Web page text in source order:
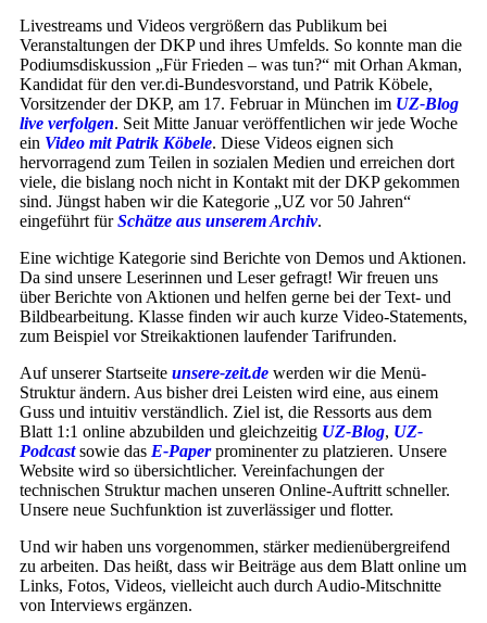
Livestreams und Videos vergrößern das Publikum bei
Veranstaltungen der DKP und ihres Umfelds. So konnte man die
Podiumsdiskussion „Für Frieden – was tun?“ mit Orhan Akman,
Kandidat für den ver.di-Bundesvorstand, und Patrik Köbele,
Vorsitzender der DKP, am 17. Februar in München im UZ-Blog
live verfolgen. Seit Mitte Januar veröffentlichen wir jede Woche
ein Video mit Patrik Köbele. Diese Videos eignen sich
hervorragend zum Teilen in sozialen Medien und erreichen dort
viele, die bislang noch nicht in Kontakt mit der DKP gekommen
sind. Jüngst haben wir die Kategorie „UZ vor 50 Jahren“
eingeführt fürSchätze aus unserem Archiv.
Eine wichtige Kategorie sind Berichte von Demos und Aktionen.
Da sind unsere Leserinnen und Leser gefragt! Wir freuen uns
über Berichte von Aktionen und helfen gerne bei der Text- und
Bildbearbeitung. Klasse finden wir auch kurze Video-Statements,
zum Beispiel vor Streikaktionen laufender Tarifrunden.
Auf unserer Startseite unsere-zeit.de werden wir die Menü-
Struktur ändern. Aus bisher drei Leisten wird eine, aus einem
Guss und intuitiv verständlich. Ziel ist, die Ressorts aus dem
Blatt 1:1 online abzubilden und gleichzeitig UZ-Blog, UZ-
Podcastsowie das E-Paperprominenter zu platzieren. Unsere
Website wird so übersichtlicher. Vereinfachungen der
technischen Struktur machen unseren Online-Auftritt schneller.
Unsere neue Suchfunktion ist zuverlässiger und flotter.
Und wir haben uns vorgenommen, stärker medienübergreifend
zu arbeiten. Das heißt, dass wir Beiträge aus dem Blatt online um
Links, Fotos, Videos, vielleicht auch durch Audio-Mitschnitte
von Interviews ergänzen.